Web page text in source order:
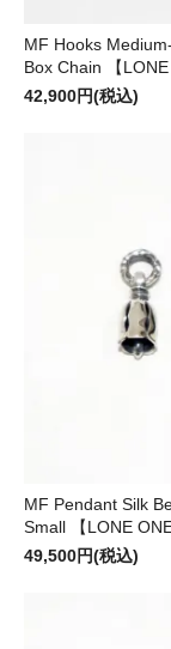
MF Hooks
Box Chain 【LONE
42,900円(税込)
MF Pendant Silk
Small 【LONE
49,500円(税込)